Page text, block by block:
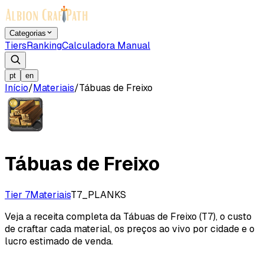
Categorias
TiersRankingCalculadora Manual
pt en
Início/Materiais/Tábuas de Freixo
Tábuas de Freixo
Tier 7MateriaisT7_PLANKS
Veja a receita completa da Tábuas de Freixo (T7), o custo
de craftar cada material, os preços ao vivo por cidade e o
lucro estimado de venda.